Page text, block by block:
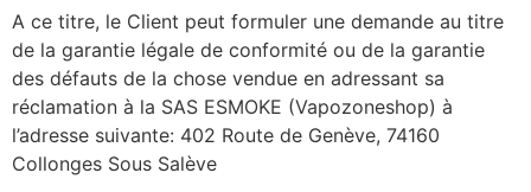
A ce titre, le Client peut formuler une demande au titre
de la garantie légale de conformité ou de la garantie
des défauts de la chose vendue en adressant sa
réclamation à la SAS ESMOKE (Vapozoneshop) à
l’adresse suivante: 402 Route de Genève, 74160
Collonges Sous Salève